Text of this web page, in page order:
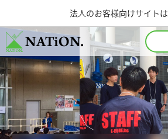
法人のお客様向けサイトは